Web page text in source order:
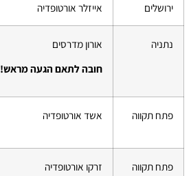
ירושלים אייזלר אורטופדיה
נתניה
אורון מדרסים
חובה לתאם הגעה מראש!
פתח תקווה אשד אורטופדיה
פתח תקווה זרקו אורטופדיה